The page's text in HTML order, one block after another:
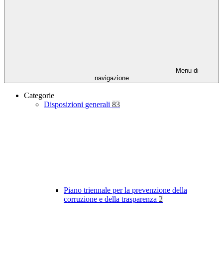
Menu di
navigazione
Categorie
Disposizioni generali 83
Piano triennale per la prevenzione della
corruzione e della trasparenza 2